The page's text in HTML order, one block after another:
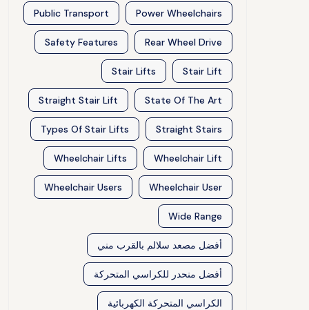
Power Wheelchairs
Public Transport
Rear Wheel Drive
Safety Features
Stair Lift
Stair Lifts
State Of The Art
Straight Stair Lift
Straight Stairs
Types Of Stair Lifts
Wheelchair Lift
Wheelchair Lifts
Wheelchair User
Wheelchair Users
Wide Range
أفضل مصعد سلالم بالقرب مني
أفضل منحدر للكراسي المتحركة
الكراسي المتحركة الكهربائية